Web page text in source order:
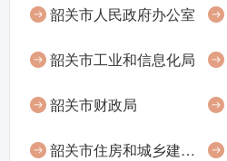
韶关市人民政府办公室
韶关市工业和信息化局
韶关市财政局
韶关市住房和城乡建设管理局